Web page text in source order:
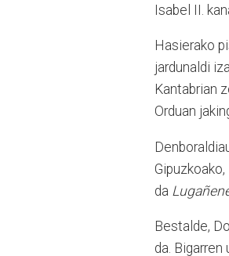
Isabel II.
Hasierako
jardunaldi
Kantabrian
Orduan
da
Bestalde,
da.